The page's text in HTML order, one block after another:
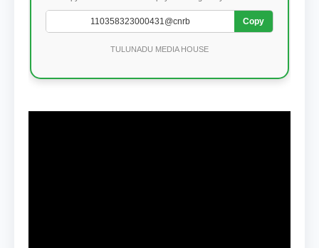
Copy
TULUNADU MEDIA HOUSE